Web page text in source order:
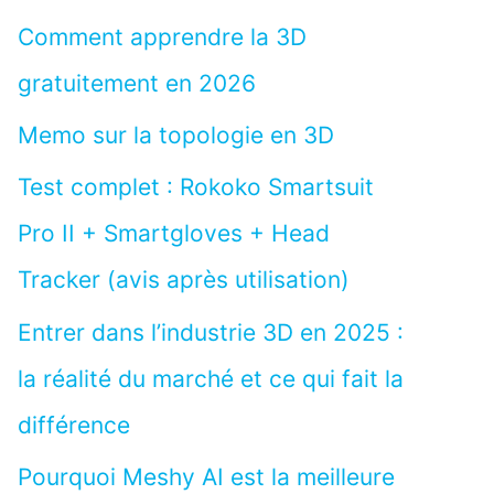
Comment apprendre la 3D
gratuitement en 2026
Memo sur la topologie en 3D
Test complet : Rokoko Smartsuit
Pro II + Smartgloves + Head
Tracker (avis après utilisation)
Entrer dans l’industrie 3D en 2025 :
la réalité du marché et ce qui fait la
différence
Pourquoi Meshy AI est la meilleure